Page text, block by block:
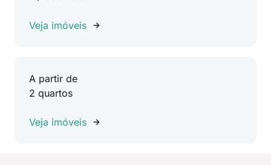
Veja imóveis
A partir de
2 quartos
Veja imóveis